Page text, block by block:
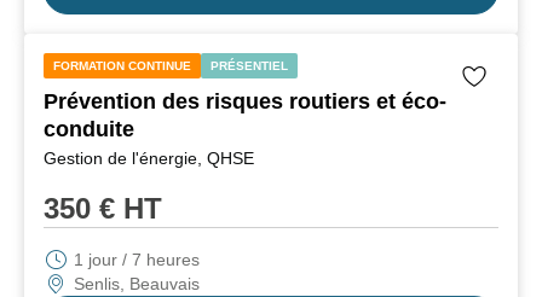
FORMATION CONTINUE PRÉSENTIEL
Prévention des risques routiers et éco-
conduite
Gestion de l'énergie, QHSE
350 € HT
Senlis, Beauvais
1 jour / 7 heures